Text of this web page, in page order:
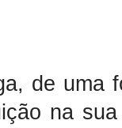
de uma
na